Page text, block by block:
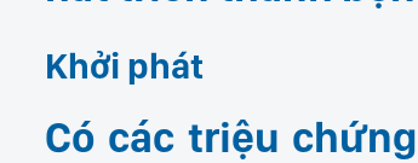
Khởi phát
Có các triệu